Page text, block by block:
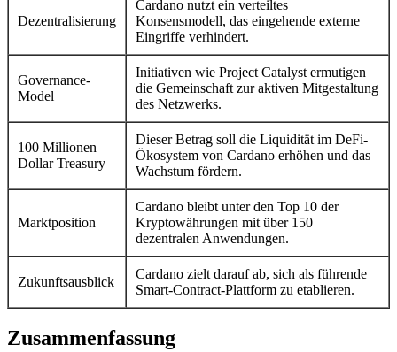
Dezentralisierung
Cardano nutzt ein verteiltes
Konsensmodell, das eingehende externe
Eingriffe verhindert.
Governance-
Model
Initiativen wie Project Catalyst ermutigen
die Gemeinschaft zur aktiven Mitgestaltung
des Netzwerks.
100 Millionen
Dollar Treasury
Dieser Betrag soll die Liquidität im DeFi-
Ökosystem von Cardano erhöhen und das
Wachstum fördern.
Marktposition
Cardano bleibt unter den Top 10 der
Kryptowährungen mit über 150
dezentralen Anwendungen.
Zukunftsausblick
Cardano zielt darauf ab, sich als führende
Smart-Contract-Plattform zu etablieren.
Zusammenfassung